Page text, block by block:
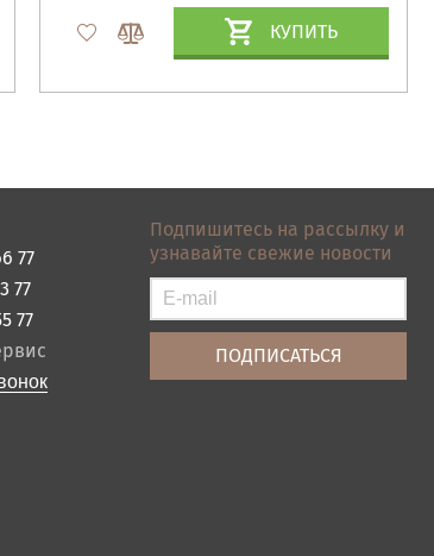
КУПИТЬ
77
77
77
Подпишитесь на рассылку и
узнавайте свежие новости